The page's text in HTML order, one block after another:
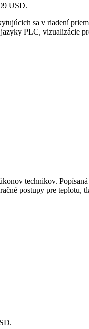
USD.
sa v riadení
PLC, vizualizácie
technikov.
postupy pre teplotu,